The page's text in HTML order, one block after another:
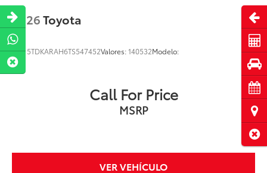
2026Toyota
VIN:5TDKARAH6TS547452Valores:140532Modelo:
Call For Price
MSRP
VER VEHÍCULO